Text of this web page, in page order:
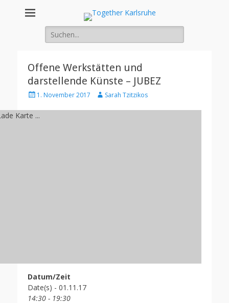
Together
Integration von jungen Menschen mit Fluchterfahrung und
Suche
nach:
Offene Werkstätten und
darstellende Künste – JUBEZ
Posted1. November 2017 AuthorSarah Tzitzikos
Karte ...
Datum/Zeit
Date(s) - 01.11.17
14:30 - 19:30